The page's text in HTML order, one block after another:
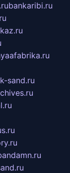
bankaribi.ru
sand.ru